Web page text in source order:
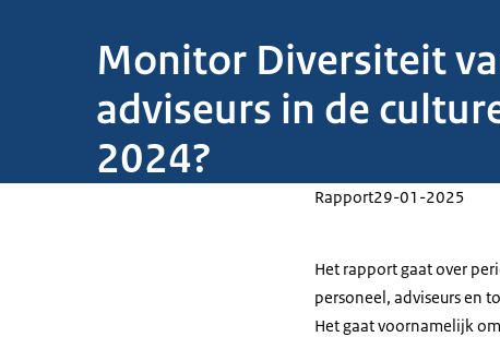
Monitor Diversiteit
adviseurs in de
2024?
Rapport29-01-2025
Het rapport gaat over
personeel, adviseurs en
Het gaat voornamelijk